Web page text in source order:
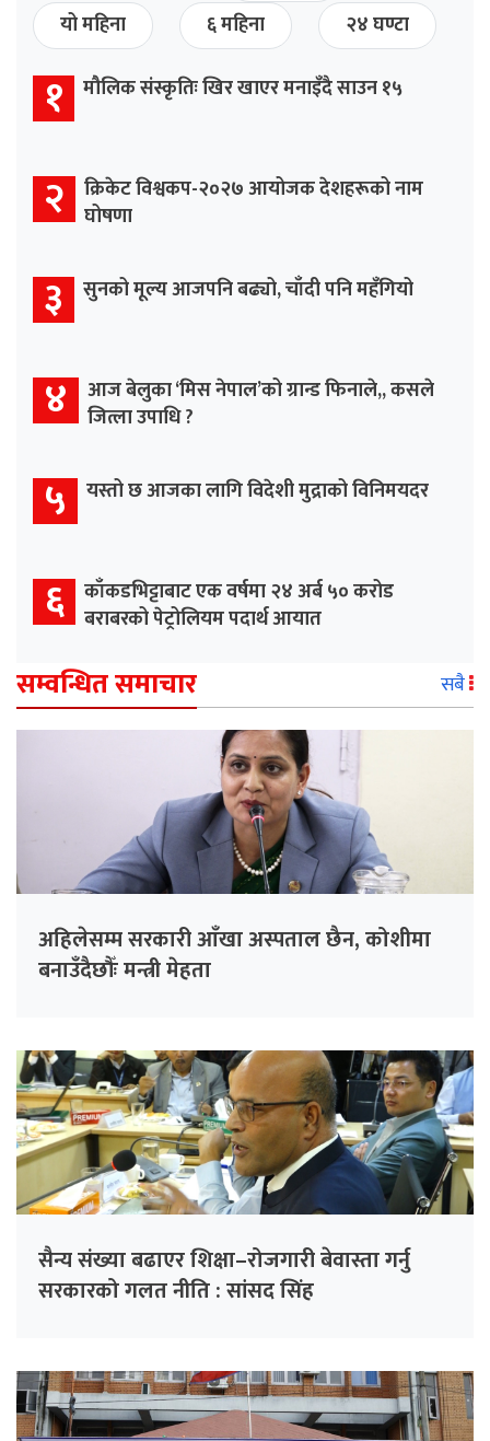
यो महिना
६ महिना २४ घण्टा
१ मौलिक संस्कृतिः खिर खाएर मनाइँदै साउन १५
२ क्रिकेट विश्वकप-२०२७ आयोजक देशहरूको नाम
घोषणा
३ सुनको मूल्य आजपनि बढ्यो, चाँदी पनि महँगियो
४ आज बेलुका ‘मिस नेपाल’को ग्रान्ड फिनाले,, कसले
जित्ला उपाधि ?
५ यस्तो छ आजका लागि विदेशी मुद्राको विनिमयदर
६ काँकडभिट्टाबाट एक वर्षमा २४ अर्ब ५० करोड
बराबरको पेट्रोलियम पदार्थ आयात
सम्वन्धित समाचार सबै
अहिलेसम्म सरकारी आँखा अस्पताल छैन, कोशीमा
बनाउँदैछौँः मन्त्री मेहता
सैन्य संख्या बढाएर शिक्षा–रोजगारी बेवास्ता गर्नु
सरकारको गलत नीति : सांसद सिंह